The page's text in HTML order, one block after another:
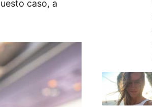
caso, a